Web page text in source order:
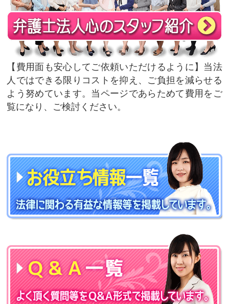
費用面も安心してご依頼いただけるように
当法
人ではできる限りコストを抑え、ご負担を減らせる
よう努めています。当ページであらためて費用をご
覧になり、ご検討ください。